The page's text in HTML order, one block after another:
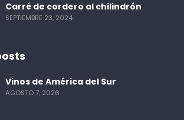
Carré de cordero al chilindrón
SEPTIEMBRE 23, 2024
Vinos de América del Sur
AGOSTO 7, 2026